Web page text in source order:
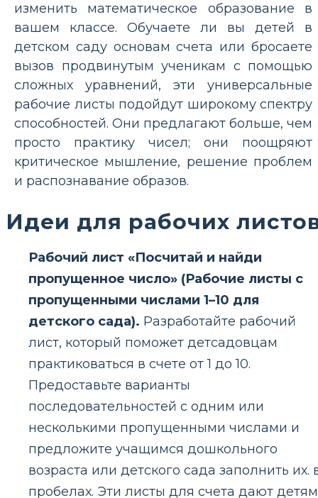
изменить математическое образование в
вашем классе. Обучаете ли вы детей в
детском саду основам счета или бросаете
вызов продвинутым ученикам с помощью
сложных уравнений, эти универсальные
рабочие листы подойдут широкому спектру
способностей. Они предлагают больше, чем
просто практику чисел; они поощряют
критическое мышление, решение проблем
и распознавание образов.
Идеи для рабочих
Рабочий лист «Посчитай и найди
пропущенное число» (Рабочие листы с
пропущенными числами 1–10 для
детского сада). Разработайте рабочий
лист, который поможет детсадовцам
практиковаться в счете от 1 до 10.
Предоставьте варианты
последовательностей с одним или
несколькими пропущенными числами и
предложите учащимся дошкольного
возраста или детского сада заполнить их.
пробелах. Эти листы для счета дают детям